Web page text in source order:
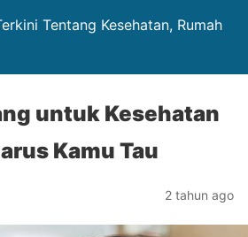
Tentang Kesehatan, Rumah
untuk Kesehatan
Kamu Tau
2 tahun ago